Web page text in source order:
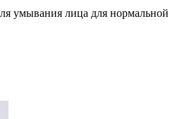
умывания лица для нормальной